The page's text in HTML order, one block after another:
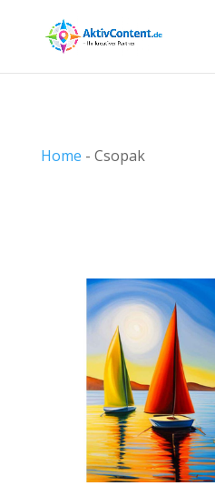
Home - Csopak